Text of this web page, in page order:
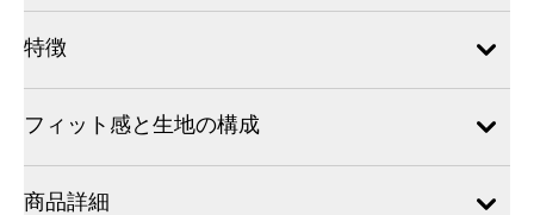
特徴
フィット感と生地の構成
商品詳細